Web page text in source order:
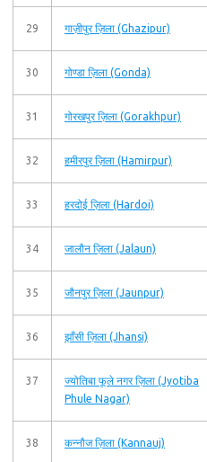
29 गाज़ीपुर ज़िला (Ghazipur)
30 गोण्डा ज़िला (Gonda)
31 गोरखपुर ज़िला (Gorakhpur)
32 हमीरपुर ज़िला (Hamirpur)
33 हरदोई ज़िला (Hardoi)
34 जालौन ज़िला (Jalaun)
35 जौनपुर ज़िला (Jaunpur)
36 झाँसी ज़िला (Jhansi)
37
ज्योतिबा फूले नगर ज़िला (Jyotiba
Phule Nagar)
38 कन्नौज ज़िला (Kannauj)